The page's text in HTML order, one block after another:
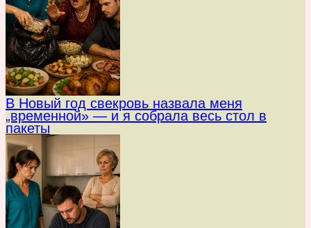
В Новый год свекровь назвала меня
„временной» — и я собрала весь стол в
пакеты